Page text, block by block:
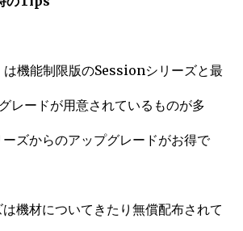
は機能制限版のSessionシリーズと最
レードが用意されているものが多
ズからのアップグレードがお得で
機材についてきたり無償配布されて